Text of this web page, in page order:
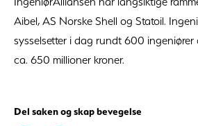
Aibel, AS Norske Shell og Statoil.
sysselsetter i dag rundt 600 ingeniører
ca. 650 millioner kroner.
Del saken og skap bevegelse